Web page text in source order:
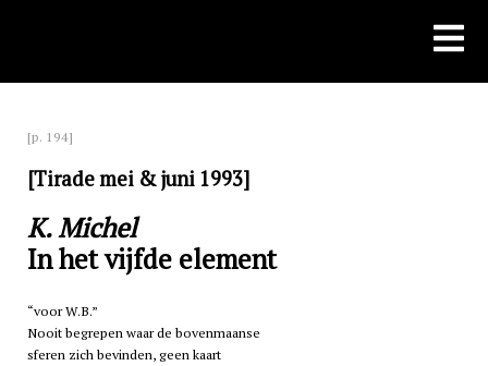
[p. 194]
[Tirade mei & juni 1993]
K. Michel
In het vijfde element
voor W.B.
Nooit begrepen waar de bovenmaanse
sferen zich bevinden, geen kaart